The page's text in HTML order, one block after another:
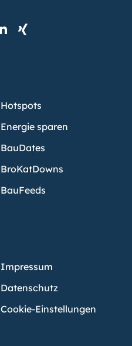
Hotspots
Energie sparen
BauDates
BroKatDowns
BauFeeds
Impressum
Datenschutz
Cookie-Einstellungen